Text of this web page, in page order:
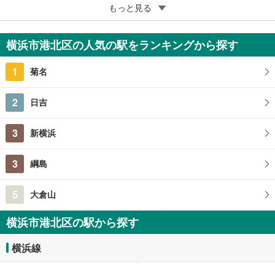
成約でもらえる
横浜市港北区篠原町
2,500万円
2LDK
もっと見る
横浜市港北区の人気の駅をランキングから探す
1 菊名
2 日吉
3 新横浜
3 綱島
5 大倉山
横浜市港北区の駅から探す
横浜線